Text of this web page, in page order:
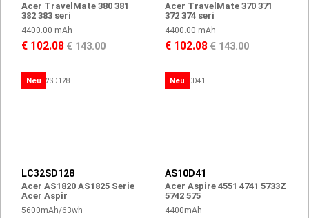
Acer TravelMate 380 381
382 383 seri
4400.00 mAh
€ 102.08€ 143.00
Acer TravelMate 370 371
372 374 seri
4400.00 mAh
€ 102.08€ 143.00
Neu
LC32SD128
Acer AS1820 AS1825 Serie
Acer Aspir
5600mAh/63wh
Neu
AS10D41
Acer Aspire 4551 4741 5733Z
5742 575
4400mAh